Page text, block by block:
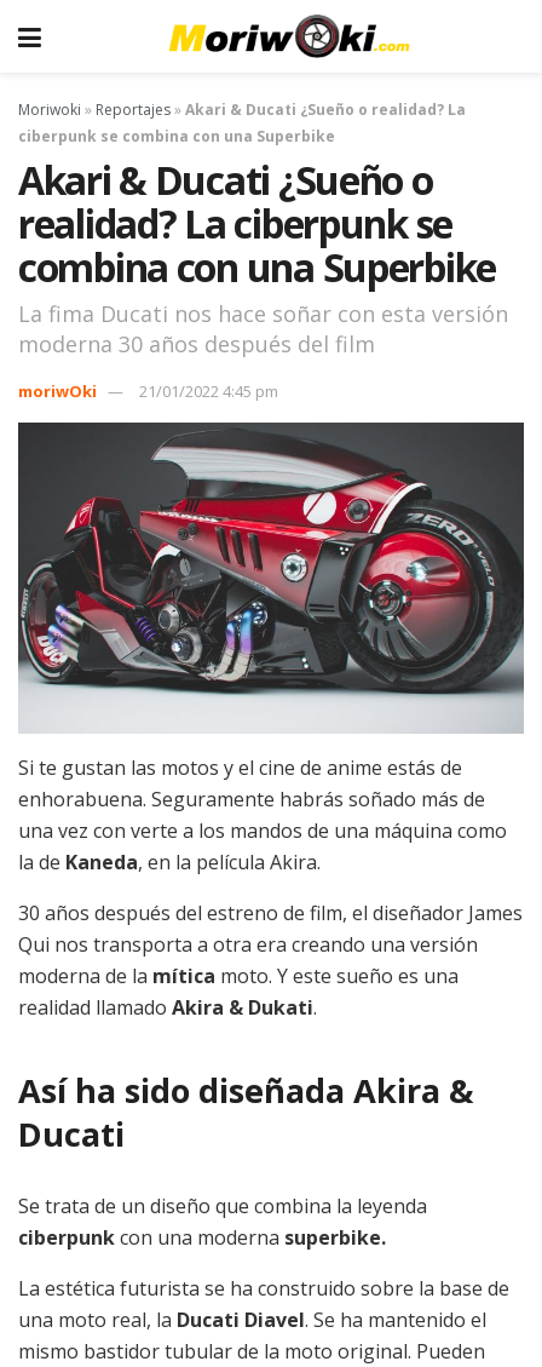
Moriwoki » Reportajes»Akari & Ducati ¿Sueño o realidad? La
ciberpunk se combina con una Superbike
Akari & Ducati ¿Sueño o
realidad? La ciberpunk se
combina con una Superbike
La fima Ducati nos hace soñar con esta versión
moderna 30 años después del film
moriwOki 21/01/2022 4:45 pm
Si te gustan las motos y el cine de anime estás de
enhorabuena. Seguramente habrás soñado más de
una vez con verte a los mandos de una máquina como
la de Kaneda, en la película Akira.
30 años después del estreno de film, el diseñador James
Qui nos transporta a otra era creando una versión
moderna de la mítica moto. Y este sueño es una
realidad llamado Akira & Dukati.
Así ha sido diseñada Akira &
Ducati
Se trata de un diseño que combina la leyenda
ciberpunkcon una moderna superbike.
La estética futurista se ha construido sobre la base de
una moto real, la Ducati Diavel. Se ha mantenido el
mismo bastidor tubular de la moto original. Pueden